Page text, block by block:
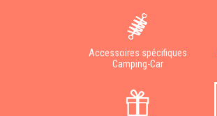
Accessoires spécifiques
Camping-Car